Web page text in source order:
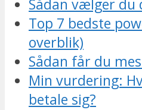
Sådan vælger du
Top 7 bedste
overblik)
Sådan får du
Min vurdering:
betale sig?